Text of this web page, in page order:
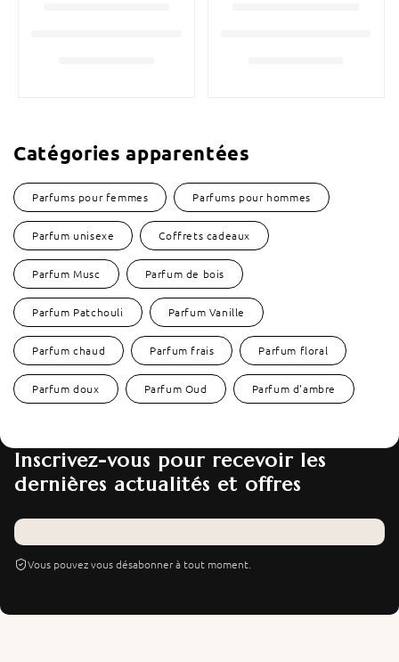
Catégories apparentées
Parfums pour femmes Parfums pour hommes
Parfum unisexe Coffrets cadeaux
Parfum Musc Parfum de bois
Parfum Patchouli Parfum Vanille
Parfum chaud Parfum frais Parfum floral
Parfum doux Parfum Oud Parfum d'ambre
Inscrivez-vous pour recevoir les
dernières actualités et offres
Vous pouvez vous désabonner à tout moment.